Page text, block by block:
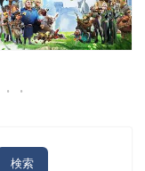
検索